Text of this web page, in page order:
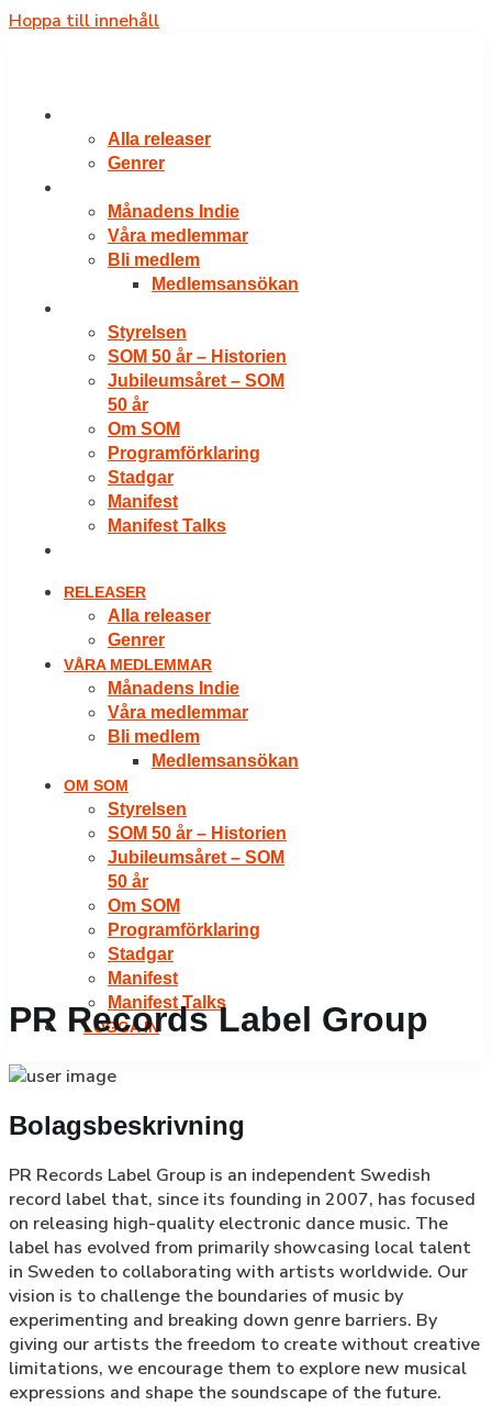
Hoppa till innehåll
Alla releaser
Genrer
Månadens Indie
Våra medlemmar
Bli medlem
Medlemsansökan
Styrelsen
SOM 50 år – Historien
Jubileumsåret – SOM
50 år
Om SOM
Programförklaring
Stadgar
Manifest
Manifest Talks
RELEASER
Alla releaser
Genrer
VÅRA MEDLEMMAR
Månadens Indie
Våra medlemmar
Bli medlem
Medlemsansökan
OM SOM
Styrelsen
SOM 50 år – Historien
Jubileumsåret – SOM
50 år
Om SOM
Programförklaring
Stadgar
Manifest
Manifest Talks
LOGGA IN
PR Records Label Group
Bolagsbeskrivning
PR Records Label Group is an independent Swedish
record label that, since its founding in 2007, has focused
on releasing high-quality electronic dance music. The
label has evolved from primarily showcasing local talent
in Sweden to collaborating with artists worldwide. Our
vision is to challenge the boundaries of music by
experimenting and breaking down genre barriers. By
giving our artists the freedom to create without creative
limitations, we encourage them to explore new musical
expressions and shape the soundscape of the future.